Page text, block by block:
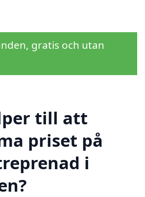
gratis och utan
till att
priset på
i